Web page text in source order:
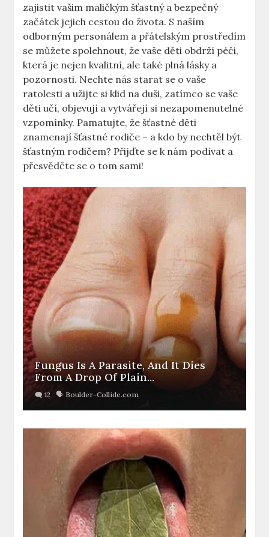
zajistit vašim maličkým šťastný a bezpečný
začátek jejich cestou do života. S naším
odborným personálem a přátelským prostředím
se můžete spolehnout, že vaše děti obdrží péči,
která je nejen kvalitní, ale také plná lásky a
pozornosti. Nechte nás starat se o vaše
ratolesti a užijte si klid na duši, zatímco se vaše
děti učí, objevují a vytvářejí si nezapomenutelné
vzpomínky. Pamatujte, že šťastné děti
znamenají šťastné rodiče – a kdo by nechtěl být
šťastným rodičem? Přijďte se k nám podívat a
přesvědčte se o tom sami!
Fungus Is A Parasite, And It Dies
From A Drop Of Plain...